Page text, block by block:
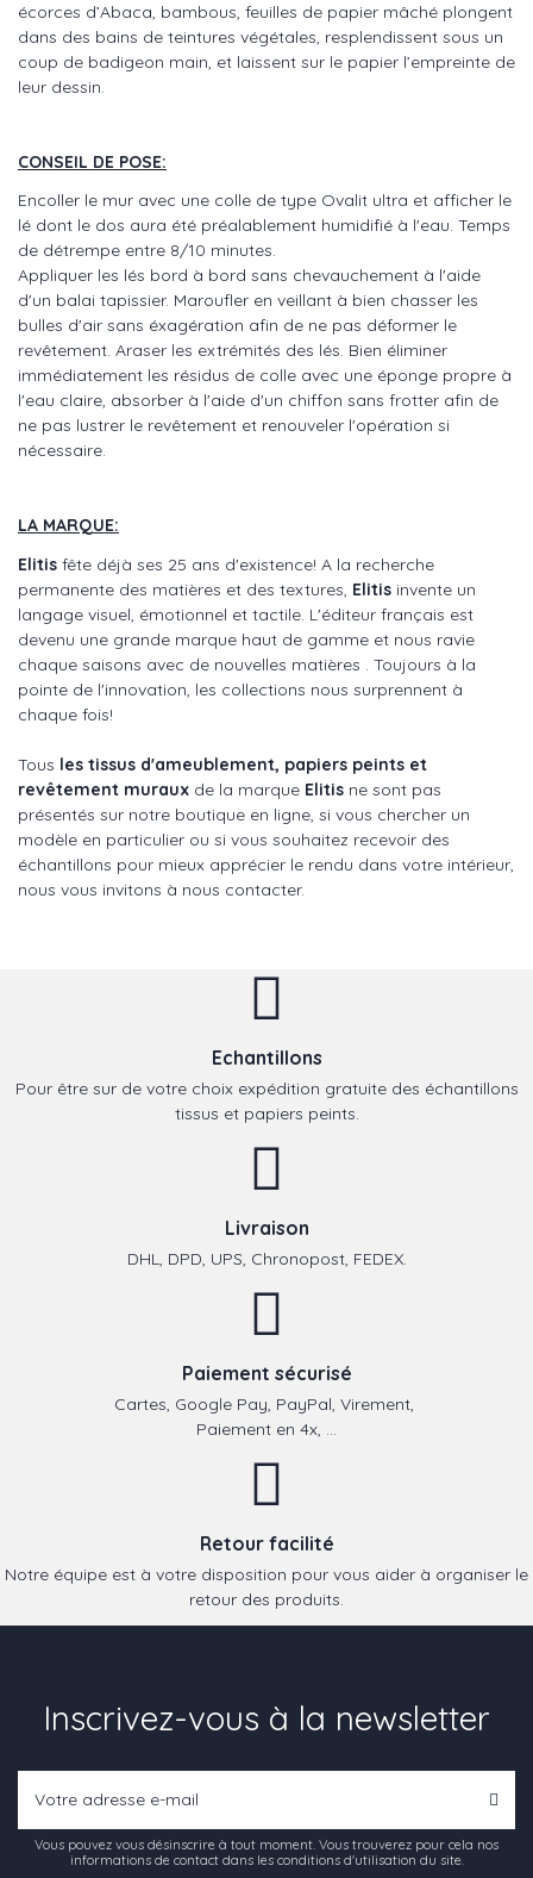
écorces d’Abaca, bambous, feuilles de papier mâché plongent
dans des bains de teintures végétales, resplendissent sous un
coup de badigeon main, et laissent sur le papier l’empreinte de
leur dessin.
CONSEIL DE POSE:
Encoller le mur avec une colle de type Ovalit ultra et afficher le
lé dont le dos aura été préalablement humidifié à l'eau. Temps
de détrempe entre 8/10 minutes.
Appliquer les lés bord à bord sans chevauchement à l'aide
d'un balai tapissier. Maroufler en veillant à bien chasser les
bulles d'air sans éxagération afin de ne pas déformer le
revêtement. Araser les extrémités des lés. Bien éliminer
immédiatement les résidus de colle avec une éponge propre à
l'eau claire, absorber à l'aide d'un chiffon sans frotter afin de
ne pas lustrer le revêtement et renouveler l'opération si
nécessaire.
LA MARQUE:
Elitis fête déjà ses 25 ans d'existence! A la recherche
permanente des matières et des textures, Elitis invente un
langage visuel, émotionnel et tactile. L'éditeur français est
devenu une grande marque haut de gamme et nous ravie
chaque saisons avec de nouvelles matières . Toujours à la
pointe de l'innovation, les collections nous surprennent à
chaque fois!
Tous les tissus d'ameublement, papiers peints et
revêtement muraux de la marque Elitis ne sont pas
présentés sur notre boutique en ligne, si vous chercher un
modèle en particulier ou si vous souhaitez recevoir des
échantillons pour mieux apprécier le rendu dans votre intérieur,
nous vous invitons à nous contacter.
Echantillons
Pour être sur de votre choix expédition gratuite des échantillons
tissus et papiers peints.
Livraison
DHL, DPD, UPS, Chronopost, FEDEX.
Paiement sécurisé
Cartes, Google Pay, PayPal, Virement,
Paiement en 4x, ...
Retour facilité
Notre équipe est à votre disposition pour vous aider à organiser le
retour des produits.
Inscrivez-vous à la newsletter
Vous pouvez vous désinscrire à tout moment. Vous trouverez pour cela nos
informations de contact dans les conditions d'utilisation du site.